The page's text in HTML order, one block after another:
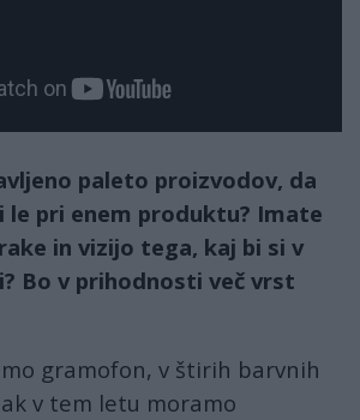
paleto proizvodov, da
le pri enem produktu? Imate
in vizijo tega, kaj bi si v
Bo v prihodnosti več vrst
gramofon, v štirih barvnih
v tem letu moramo